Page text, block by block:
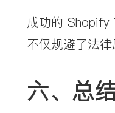
成功的 Shopify
不仅规避了法
六、总